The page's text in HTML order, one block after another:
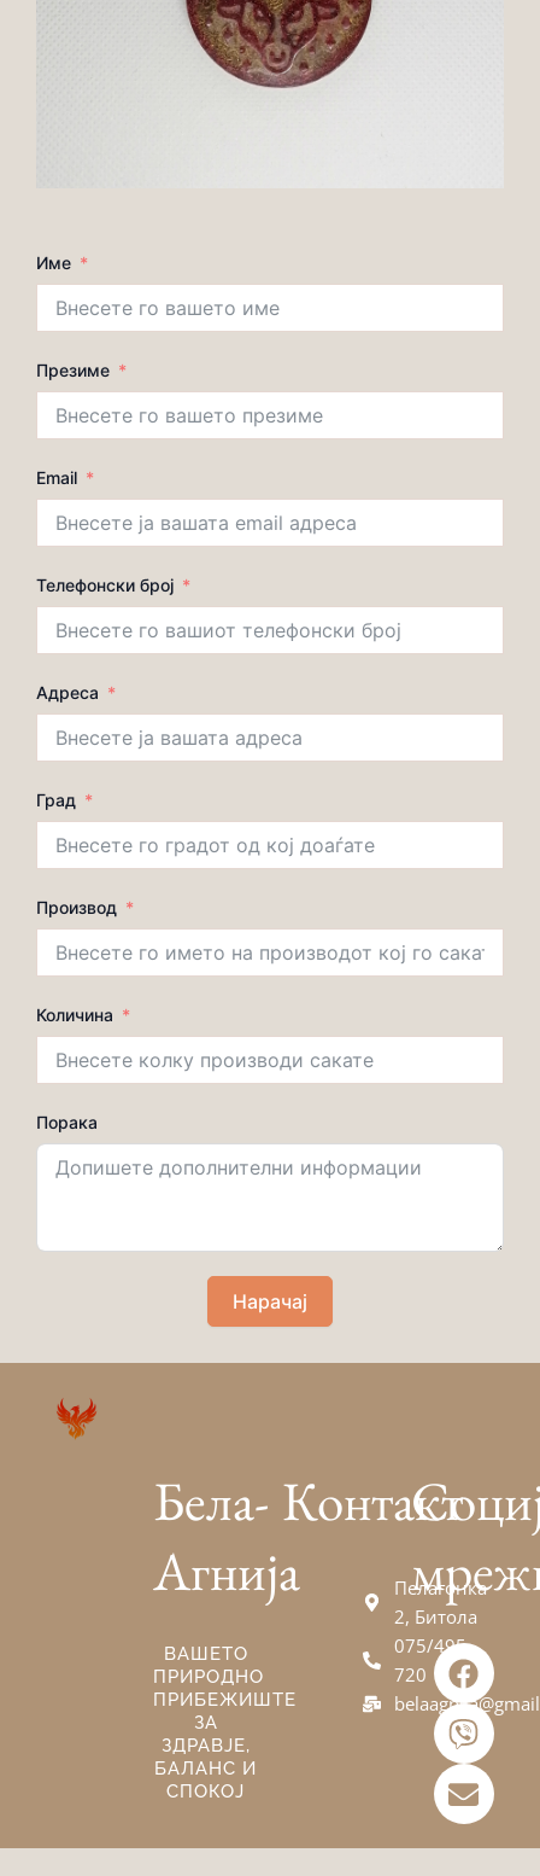
Име
Презиме
Email
Телефонски број
Адреса
Град
Производ
Количина
Порака
Нарачај
Бела-
Агнија
ВАШЕТО
ПРИРОДНО
ПРИБЕЖИШТЕ
ЗА
ЗДРАВЈЕ,
БАЛАНС И
СПОКОЈ
Контакт
Пелагонка
2, Битола
075/495-
720
F
a
c
e
b
o
V
i
b
e
r
E
n
v
e
l
o